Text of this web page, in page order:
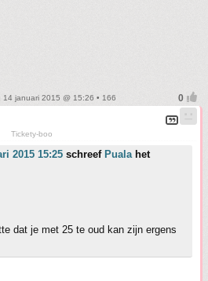
14 januari 2015 @ 15:26 • 166
Tickety-boo
2015 15:25 schreef Pualahet
dat je met 25 te oud kan zijn ergens